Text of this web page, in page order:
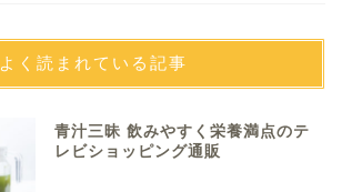
よく読まれている記事
青汁三昧 飲みやすく栄養満点のテ
レビショッピング通販